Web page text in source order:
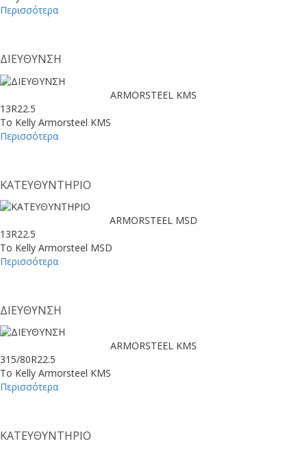
Περισσότερα
ΔΙΕΥΘΥΝΣΗ
ARMORSTEEL KMS
13R22.5
Το Kelly Armorsteel KMS
Περισσότερα
ΚΑΤΕΥΘΥΝΤΗΡΙΟ
ARMORSTEEL MSD
13R22.5
Το Kelly Armorsteel MSD
Περισσότερα
ΔΙΕΥΘΥΝΣΗ
ARMORSTEEL KMS
315/80R22.5
Το Kelly Armorsteel KMS
Περισσότερα
ΚΑΤΕΥΘΥΝΤΗΡΙΟ